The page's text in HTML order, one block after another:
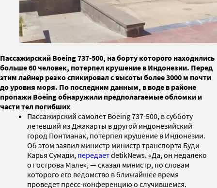
Пассажирский Boeing 737-500, на борту которого находились
больше 60 человек, потерпел крушение в Индонезии. Перед
этим лайнер резко спикировал с высоты более 3000 м почти
до уровня моря. По последним данным, в воде в районе
пропажи Boeing обнаружили предполагаемые обломки и
части тел погибших
​​Пассажирский самолет Boeing 737-500, в субботу
летевший из Джакарты в другой индонезийский
город Понтианак, потерпел крушение в Индонезии.
Об этом заявил министр министр транспорта Буди
Карья Сумади, передаетdetikNews. «Да, он недалеко
от острова Мале», — сказал министр, по словам
которого его ведомство в ближайшее время
проведет пресс-конференцию о случившемся.